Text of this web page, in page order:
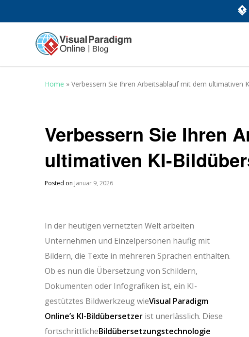
Home » Verbessern Sie Ihren Arbeitsablauf mit dem ultimativen
Verbessern Sie Ihren
ultimativen KI-
Posted on Januar 9, 2026
In der heutigen vernetzten Welt arbeiten
Unternehmen und Einzelpersonen häufig mit
Bildern, die Texte in mehreren Sprachen enthalten.
Ob es nun die Übersetzung von Schildern,
Dokumenten oder Infografiken ist, ein KI-
gestütztes Bildwerkzeug wieVisual Paradigm
Online’s KI-Bildübersetzer ist unerlässlich. Diese
fortschrittlicheBildübersetzungstechnologie